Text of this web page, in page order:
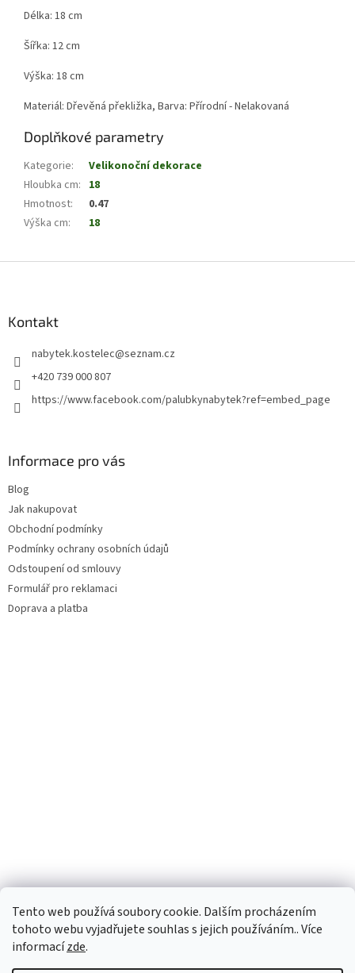
Tento web používá soubory cookie. Dalším procházením
tohoto webu vyjadřujete souhlas s jejich používáním.. Více
informacízde.
Délka: 18 cm
Šířka: 12 cm
Výška: 18 cm
Materiál: Dřevěná překližka, Barva: Přírodní - Nelakovaná
Doplňkové parametry
Kategorie:
Velikonoční dekorace
Hloubka cm: 18
Hmotnost:
0.47
Výška cm: 18
Kontakt
nabytek.kostelec@seznam.cz
+420 739 000 807
https://www.facebook.com/palubkynabytek?ref=embed_page
Informace pro vás
Blog
Jak nakupovat
Obchodní podmínky
Podmínky ochrany osobních údajů
Odstoupení od smlouvy
Formulář pro reklamaci
Doprava a platba
Facebook